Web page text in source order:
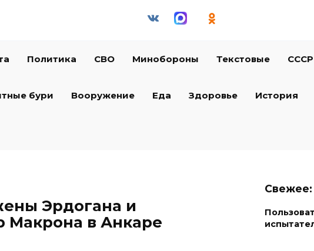
Политика СВО Минобороны Текстовые СССР
бури Вооружение Еда Здоровье История
Эрдогана и
Макрона в Анкаре
Свежее: